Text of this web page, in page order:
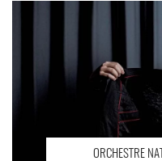
ORCHESTRE
Le chef d’orchestre Case
monde - Critique sortie